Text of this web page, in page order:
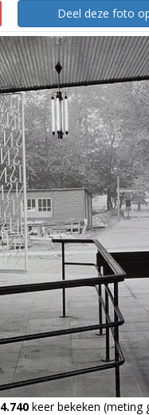
Deel deze foto
4.740keer bekeken (meting